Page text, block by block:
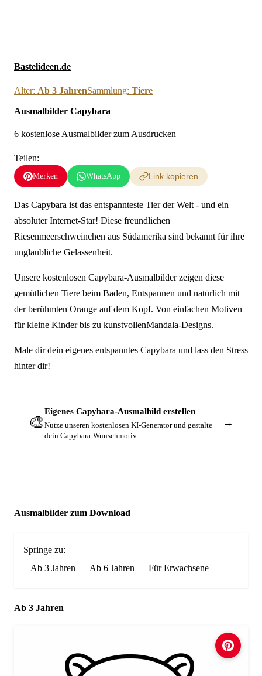
Bastelideen.de
Alter: Ab 3 JahrenSammlung: Tiere
Ausmalbilder Capybara
6 kostenlose Ausmalbilder zum Ausdrucken
Teilen:
Merken WhatsApp Link kopieren
Das Capybara ist das entspannteste Tier der Welt - und ein
absoluter Internet-Star! Diese freundlichen
Riesenmeerschweinchen aus Südamerika sind bekannt für ihre
unglaubliche Gelassenheit.
Unsere kostenlosen Capybara-Ausmalbilder zeigen diese
gemütlichen Tiere beim Baden, Entspannen und natürlich mit
der berühmten Orange auf dem Kopf. Von einfachen Motiven
für kleine Kinder bis zu kunstvollenMandala-Designs.
Male dir dein eigenes entspanntes Capybara und lass den Stress
hinter dir!
🎨
Eigenes Capybara-Ausmalbild erstellen
Nutze unseren kostenlosen KI-Generator und gestalte
dein Capybara-Wunschmotiv.
→
Ausmalbilder zum Download
Springe zu:
Ab 3 Jahren
Ab 6 Jahren Für Erwachsene
Ab 3 Jahren